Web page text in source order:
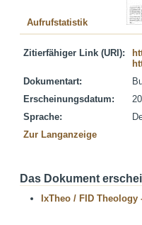
Aufrufstatistik
Zitierfähiger Link (URI):
Dokumentart:
Erscheinungsdatum:
Sprache:
Zur Langanzeige
Das Dokument
IxTheo / FID Theology